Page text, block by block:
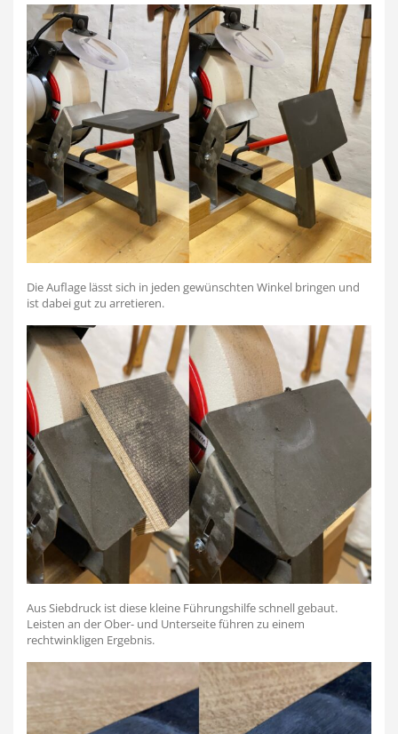
Die Auflage lässt sich in jeden gewünschten Winkel bringen und
ist dabei gut zu arretieren.
Aus Siebdruck ist diese kleine Führungshilfe schnell gebaut.
Leisten an der Ober- und Unterseite führen zu einem
rechtwinkligen Ergebnis.